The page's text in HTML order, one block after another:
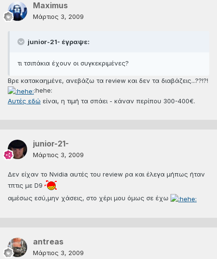
Maximus
Μάρτιος 3, 2009
junior-21- έγραψε:
τι τσιπάκια έχουν οι συγκεκριμένες?
Βρε κατακαημένε, ανεβάζω τα review και δεν τα διαβάζεις...??!?!
:hehe:
Αυτές εδώ είναι, η τιμή τα σπάει - κάναν περίπου 300-400€.
junior-21-
Μάρτιος 3, 2009
Δεν είχαν το Nvidia αυτές του review ρα και έλεγα μήπως ήταν
τπτις με D9
αμέσως εσύ,μην χάσεις, στο χέρι μου όμως σε έχω
antreas
Μάρτιος 3, 2009